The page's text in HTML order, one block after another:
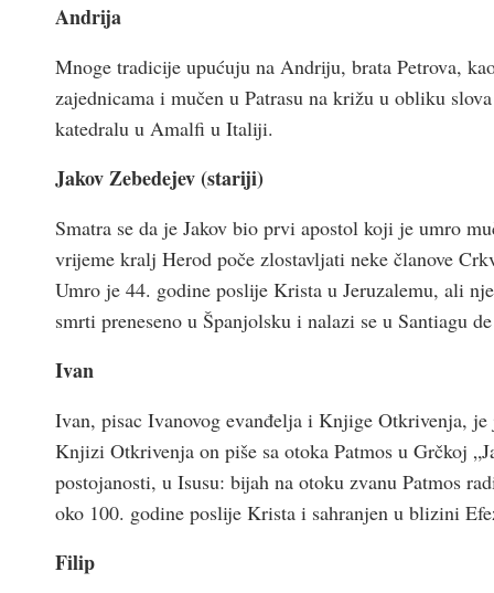
Andrija
Mnoge tradicije upućuju na Andriju, brata Petrova,
zajednicama i mučen u Patrasu na križu u obliku
katedralu u Amalfi u Italiji.
Jakov Zebedejev (stariji)
Smatra se da je Jakov bio prvi apostol koji je umro
vrijeme kralj Herod poče zlostavljati neke članove
Umro je 44. godine poslije Krista u Jeruzalemu, ali
smrti preneseno u Španjolsku i nalazi se u Santiagu
Ivan
Ivan, pisac Ivanovog evanđelja i Knjige Otkrivenja,
Knjizi Otkrivenja on piše sa otoka Patmos u Grčkoj
postojanosti, u Isusu: bijah na otoku zvanu Patmos
oko 100. godine poslije Krista i sahranjen u blizini
Filip